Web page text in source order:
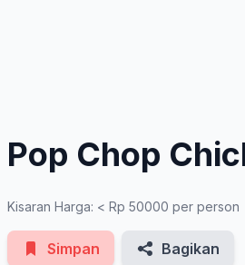
Pop Chop
Kisaran Harga: < Rp 50000 per person
Simpan Bagikan